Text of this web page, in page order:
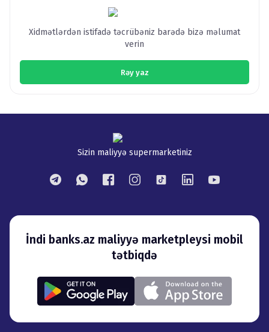
Xidmətlərdən istifadə təcrübəniz barədə bizə məlumat
verin
Rəy yaz
Sizin maliyyə supermarketiniz
İndi banks.az maliyyə marketpleysi mobil
tətbiqdə